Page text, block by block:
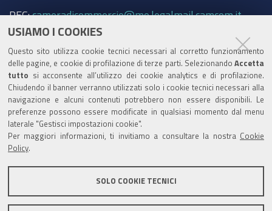
USIAMO I COOKIES
Questo sito utilizza cookie tecnici necessari al corretto funzionamento
delle pagine, e cookie di profilazione di terze parti. Selezionando Accetta
tutto si acconsente all’utilizzo dei cookie analytics e di profilazione.
Chiudendo il banner verranno utilizzati solo i cookie tecnici necessari alla
navigazione e alcuni contenuti potrebbero non essere disponibili. Le
preferenze possono essere modificate in qualsiasi momento dal menu
laterale "Gestisci impostazioni cookie".
Per maggiori informazioni, ti invitiamo a consultare la nostra Cookie
Policy
SOLO COOKIE TECNICI
PEC:cameradicommercio@mo.legalmail.camcom.it
Trasparenza
Amministrazione trasparente
Albo Camerale
Pubblicità Legale
Area riservata Amministratori